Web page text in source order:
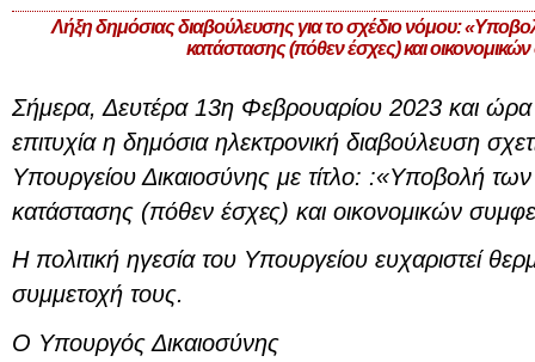
Λήξη δημόσιας διαβούλευσης για το σχέδιο νόμου:
κατάστασης (πόθεν έσχες) και
Σήμερα, Δευτέρα 13η Φεβρουαρίου 2023 και
επιτυχία η δημόσια ηλεκτρονική διαβούλευση
Υπουργείου Δικαιοσύνης με τίτλο: :«Υποβολή
κατάστασης (πόθεν έσχες) και οικονομικών
Η πολιτική ηγεσία του Υπουργείου ευχαριστεί
συμμετοχή τους.
O Υπουργός Δικαιοσύνης